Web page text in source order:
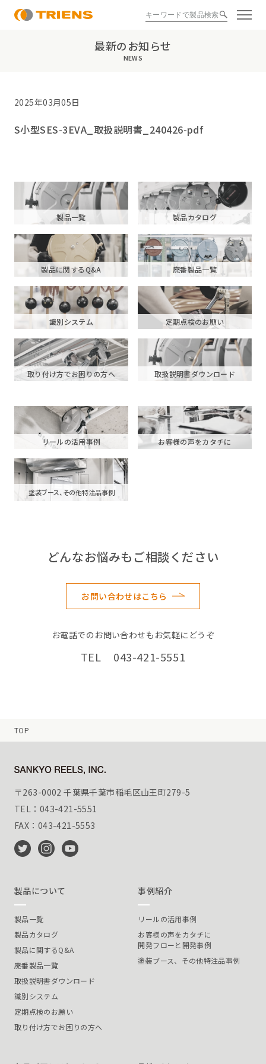
最新のお知らせ
NEWS
2025年03月05日
S小型SES-3EVA_取扱説明書_240426-pdf
製品一覧 製品カタログ
製品に関するQ&A 廃番製品一覧
識別システム 定期点検のお願い
取り付け方でお困りの方へ 取扱説明書ダウンロード
リールの活用事例 お客様の声をカタチに
塗装ブース、その他特注品事例
どんなお悩みもご相談ください
お問い合わせはこちら
お電話でのお問い合わせもお気軽にどうぞ
TEL 043-421-5551
TOP
〒263-0002 千葉県千葉市稲毛区山王町279-5
TEL：043-421-5551
FAX：043-421-5553
製品について
製品一覧
製品カタログ
製品に関するQ&A
廃番製品一覧
取扱説明書ダウンロード
識別システム
定期点検のお願い
取り付け方でお困りの方へ
事例紹介
リールの活用事例
お客様の声をカタチに
開発フローと開発事例
塗装ブース、その他特注品事例